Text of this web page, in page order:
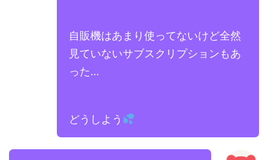
自販機はあまり使ってないけど全然
見ていないサブスクリプションもあ
った…
どうしよう